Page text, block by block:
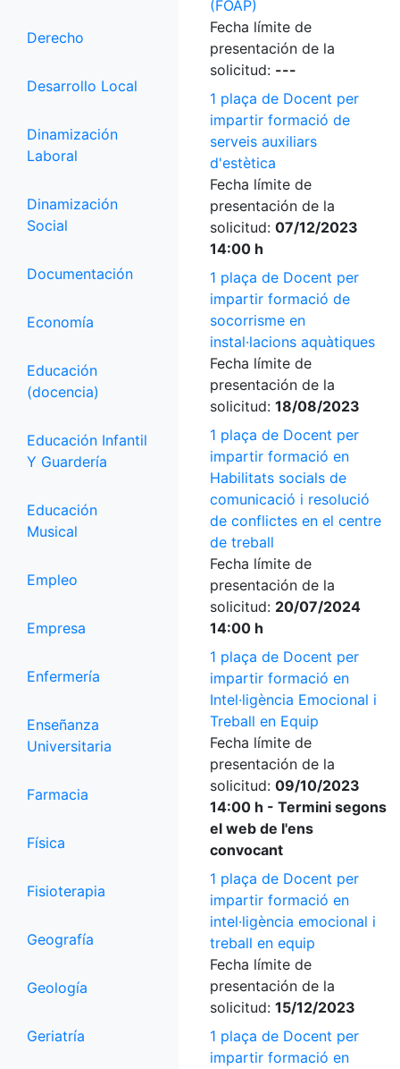
Derecho
Desarrollo Local
Dinamización
Laboral
Dinamización
Social
Documentación
Economía
Educación
(docencia)
Educación Infantil
Y Guardería
Educación
Musical
Empleo
Empresa
Enfermería
Enseñanza
Universitaria
Farmacia
Física
Fisioterapia
Geografía
Geología
Geriatría
(FOAP)
Fecha límite de
presentación de la
solicitud: ---
1 plaça de Docent per
impartir formació de
serveis auxiliars
d'estètica
Fecha límite de
presentación de la
solicitud: 07/12/2023
14:00 h
1 plaça de Docent per
impartir formació de
socorrisme en
instal·lacions aquàtiques
Fecha límite de
presentación de la
solicitud: 18/08/2023
1 plaça de Docent per
impartir formació en
Habilitats socials de
comunicació i resolució
de conflictes en el centre
de treball
Fecha límite de
presentación de la
solicitud: 20/07/2024
14:00 h
1 plaça de Docent per
impartir formació en
Intel·ligència Emocional i
Treball en Equip
Fecha límite de
presentación de la
solicitud: 09/10/2023
14:00 h - Termini segons
el web de l'ens
convocant
1 plaça de Docent per
impartir formació en
intel·ligència emocional i
treball en equip
Fecha límite de
presentación de la
solicitud: 15/12/2023
1 plaça de Docent per
impartir formació en